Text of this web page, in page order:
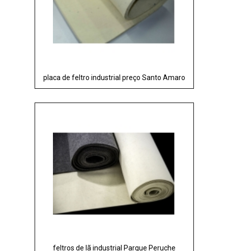
placa de feltro industrial preço Santo Amaro
feltros de lã industrial Parque Peruche